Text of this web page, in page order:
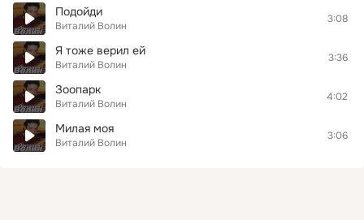
Подойди
Виталий Волин
3:08
Я тоже верил ей
Виталий Волин
3:36
Зоопарк
Виталий Волин
4:02
Милая моя
Виталий Волин
3:06